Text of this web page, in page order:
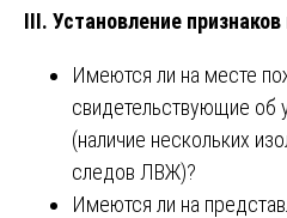
III. Установление
Имеются ли на месте
свидетельствующие
(наличие нескольких
следов ЛВЖ)?
Имеются ли на